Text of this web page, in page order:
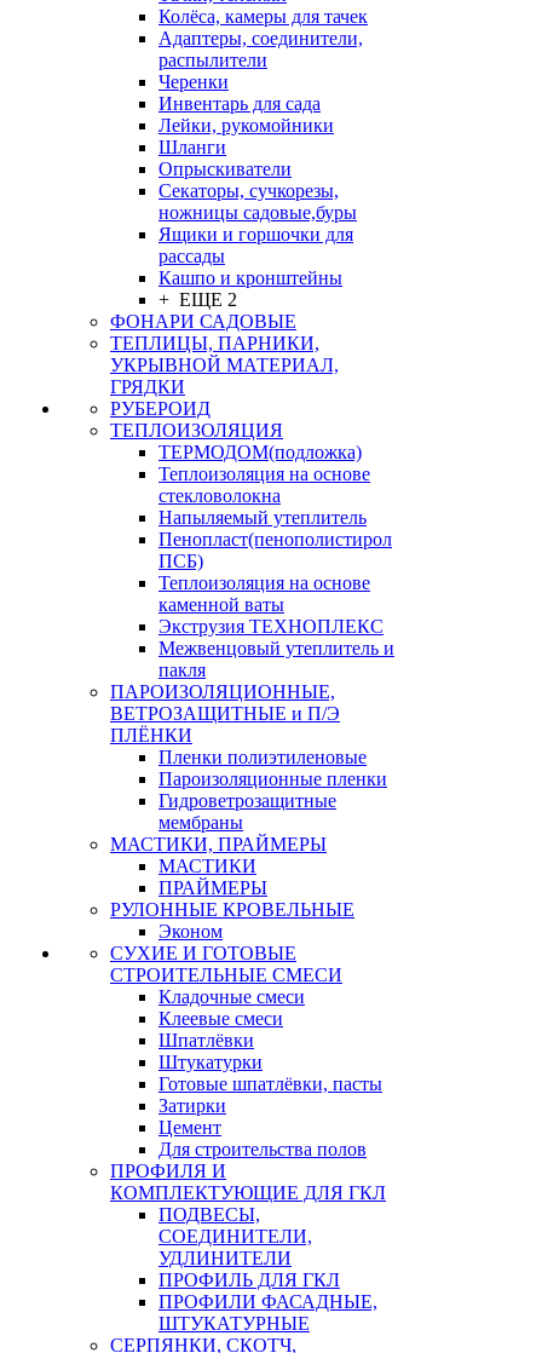
Колёса, камеры для тачек
Адаптеры, соединители,
распылители
Черенки
Инвентарь для сада
Лейки, рукомойники
Шланги
Опрыскиватели
Секаторы, сучкорезы,
ножницы садовые,буры
Ящики и горшочки для
рассады
Кашпо и кронштейны
+ ЕЩЕ 2
ФОНАРИ САДОВЫЕ
ТЕПЛИЦЫ, ПАРНИКИ,
УКРЫВНОЙ МАТЕРИАЛ,
ГРЯДКИ
РУБЕРОИД
ТЕПЛОИЗОЛЯЦИЯ
ТЕРМОДОМ(подложка)
Теплоизоляция на основе
стекловолокна
Напыляемый утеплитель
Пенопласт(пенополистирол
ПСБ)
Теплоизоляция на основе
каменной ваты
Экструзия ТЕХНОПЛЕКС
Межвенцовый утеплитель и
пакля
ПАРОИЗОЛЯЦИОННЫЕ,
ВЕТРОЗАЩИТНЫЕ и П/Э
ПЛЁНКИ
Пленки полиэтиленовые
Пароизоляционные пленки
Гидроветрозащитные
мембраны
МАСТИКИ, ПРАЙМЕРЫ
МАСТИКИ
ПРАЙМЕРЫ
РУЛОННЫЕ КРОВЕЛЬНЫЕ
Эконом
СУХИЕ И ГОТОВЫЕ
СТРОИТЕЛЬНЫЕ СМЕСИ
Кладочные смеси
Клеевые смеси
Шпатлёвки
Штукатурки
Готовые шпатлёвки, пасты
Затирки
Цемент
Для строительства полов
ПРОФИЛЯ И
КОМПЛЕКТУЮЩИЕ ДЛЯ ГКЛ
ПОДВЕСЫ,
СОЕДИНИТЕЛИ,
УДЛИНИТЕЛИ
ПРОФИЛЬ ДЛЯ ГКЛ
ПРОФИЛИ ФАСАДНЫЕ,
ШТУКАТУРНЫЕ
СЕРПЯНКИ, СКОТЧ,